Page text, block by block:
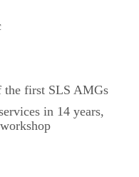
the first SLS AMGs
in 14 years,